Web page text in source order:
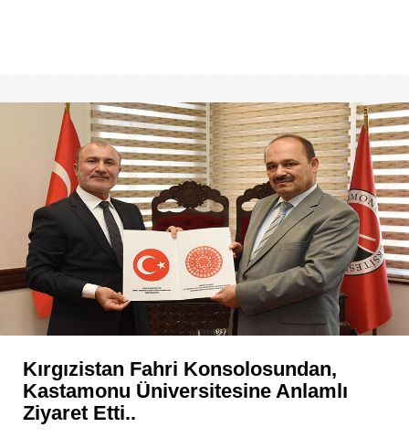
Kırgızistan Fahri Konsolosundan,
Kastamonu Üniversitesine Anlamlı
Ziyaret Etti..